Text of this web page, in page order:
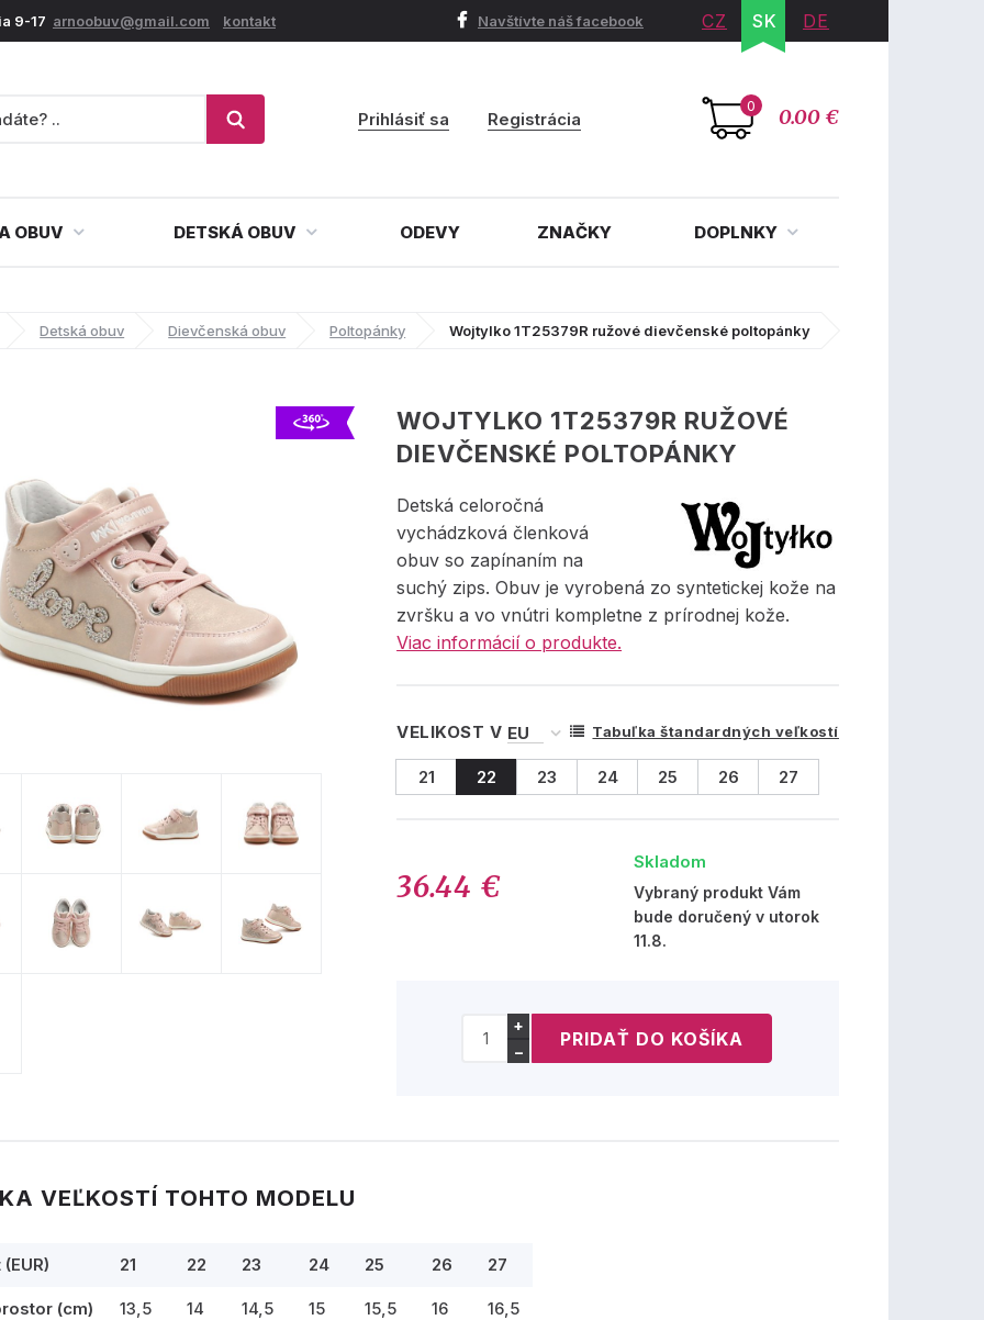
9-17 arnoobuv@gmail.com kontakt Navštívte náš facebook CZ SK DE
0 0.00 €
Prihlásiť sa Registrácia
OBUV DETSKÁ OBUV ODEVY ZNAČKY DOPLNKY
Detská obuv Dievčenská obuv Poltopánky Wojtylko 1T25379R ružové dievčenské poltopánky
WOJTYLKO 1T25379R RUŽOVÉ
DIEVČENSKÉ POLTOPÁNKY
Detská celoročná
vychádzková členková
obuv so zapínaním na
suchý zips. Obuv je vyrobená zo syntetickej kože na
zvršku a vo vnútri kompletne z prírodnej kože.
Viac informácií o produkte.
VELIKOST V Tabuľka štandardných veľkostí
21 22 23 24 25 26 27
36.44 €
Skladom
Vybraný produkt Vám
bude doručený v utorok
11.8.
+
−
VEĽKOSTÍ TOHTO MODELU
21 22 23 24 25 26 27
(cm) 13,5 14 14,5 15 15,5 16 16,5